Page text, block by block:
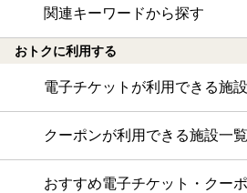
関連キーワードから探す
おトクに利用する
電子チケットが利用できる施
クーポンが利用できる施設一覧
おすすめ電子チケット・クー